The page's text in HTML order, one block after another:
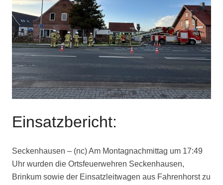
Einsatzbericht:
Seckenhausen – (nc) Am Montagnachmittag um 17:49
Uhr wurden die Ortsfeuerwehren Seckenhausen,
Brinkum sowie der Einsatzleitwagen aus Fahrenhorst zu